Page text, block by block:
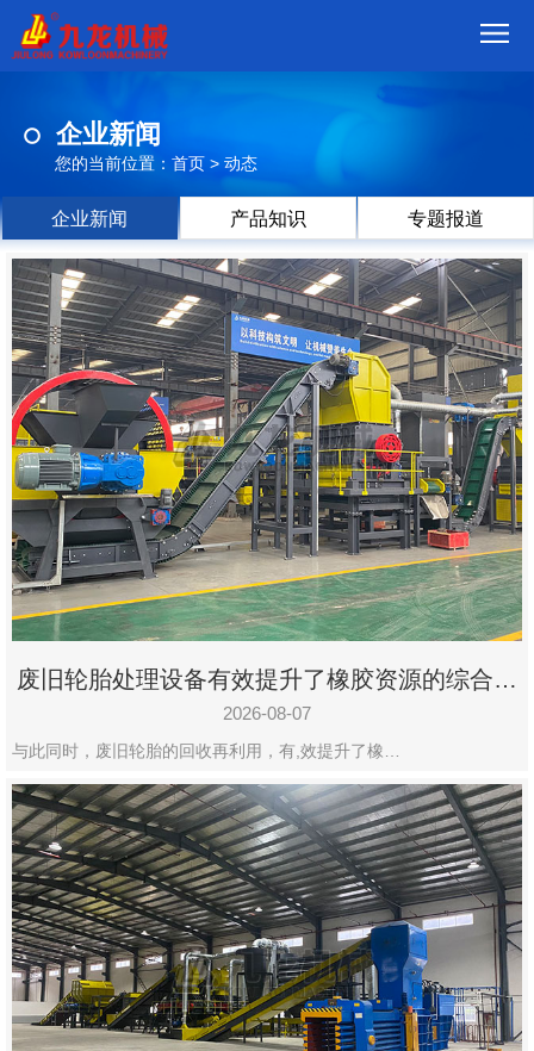
品
视
频
现
场
方
案
动
态
联
系
郑
州
市
九
设
有
限
公
司
豫
ICP
备
19020390
企业新闻
您的当前位置： 首页 > 动态
企业新闻 产品知识 专题报道
废旧轮胎处理设备有效提升了橡胶资源的综合利
用率
2026-08-07
与此同时，废旧轮胎的回收再利用，有,效提升了橡…